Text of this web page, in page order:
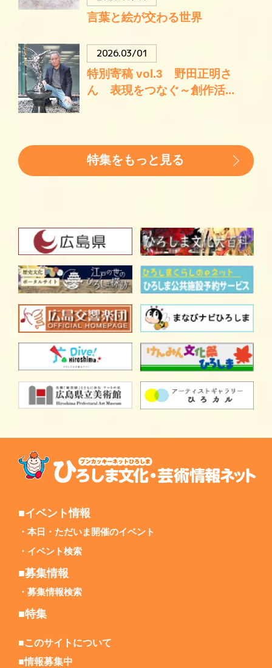
言葉と絵が交わる世界
2026.03/01
特別寄稿 vol.3 野田正明さ
ん 表現をつなぐ～創作活...
特集をもっと見る
■イベント情報
本日・ただいま開催のイベント
イベント検索
■募集情報
募集情報検索
■特集
■このサイトについて
■情報募集中